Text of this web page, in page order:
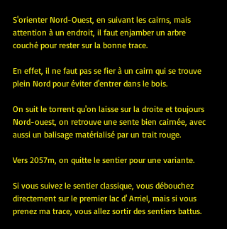
S'orienter Nord-Ouest, en suivant les cairns, mais
attention à un endroit, il faut enjamber un arbre
couché pour rester sur la bonne trace.
En effet, il ne faut pas se fier à un cairn qui se trouve
plein Nord pour éviter d'entrer dans le bois.
On suit le torrent qu'on laisse sur la droite et toujours
Nord-ouest, on retrouve une sente bien cairnée, avec
aussi un balisage matérialisé par un trait rouge.
Vers 2057m, on quitte le sentier pour une variante.
Si vous suivez le sentier classique, vous débouchez
directement sur le premier lac d' Arriel, mais si vous
prenez ma trace, vous allez sortir des sentiers battus.